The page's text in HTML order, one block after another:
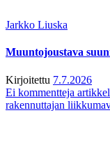
Jarkko Liuska
Muuntojoustava
Kirjoitettu 7.7.2026
Ei kommentteja
rakennuttajan